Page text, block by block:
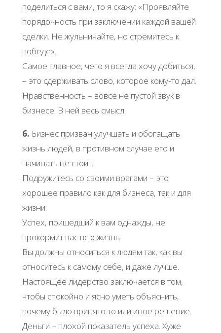
поделиться с вами, то я скажу: «Проявляйте
порядочность при заключении каждой вашей
сделки. Не жульничайте, но стремитесь к
победе».
Самое главное, чего я всегда хочу добиться,
– это сдерживать слово, которое кому-то дал.
Нравственность – вовсе не пустой звук в
бизнесе. В ней весь смысл.
6. Бизнес призван улучшать и обогащать
жизнь людей, в противном случае его и
начинать не стоит.
Подружитесь со своими врагами – это
хорошее правило как для бизнеса, так и для
жизни.
Успех, пришедший к вам однажды, не
прокормит вас всю жизнь.
Вы должны относиться к людям так, как вы
относитесь к самому себе, и даже лучше.
Настоящее лидерство заключается в том,
чтобы спокойно и ясно уметь объяснить,
почему было принято то или иное решение.
Деньги – плохой показатель успеха. Хуже